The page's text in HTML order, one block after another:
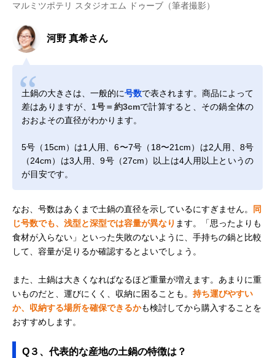
マルミツポテリ スタジオエム ドゥーブ（筆者撮影）
河野 真希さん
土鍋の大きさは、一般的に号数で表されます。商品によって
差はありますが、 1号＝約3cmで計算すると、その鍋全体の
おおよその直径がわかります。
5号（15cm）は1人用、6〜7号（18〜21cm）は2人用、8号
（24cm）は3人用、9号（27cm）以上は4人用以上というの
が目安です。
なお、号数はあくまで土鍋の直径を示しているにすぎません。
同
じ号数でも、浅型と深型では容量が異なり ます。「思ったよりも
食材が入らない」といった失敗のないように、手持ちの鍋と比較
して、容量が足りるか確認するとよいでしょう。
また、土鍋は大きくなればなるほど重量が増えます。あまりに重
いものだと、運びにくく、収納に困ることも。 持ち運びやすい
か、収納する場所を確保できるかも検討してから購入することを
おすすめします。
Q３、代表的な産地の土鍋の特徴は？